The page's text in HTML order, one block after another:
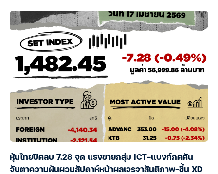
หุ้นไทยปิดลบ 7.28 จุด แรงขายกลุ่ม ICT-แบงก์กดดัน
จับตาความผันผวนสัปดาห์หน้าผลเจรจาสันติภาพ-ขึ้น XD